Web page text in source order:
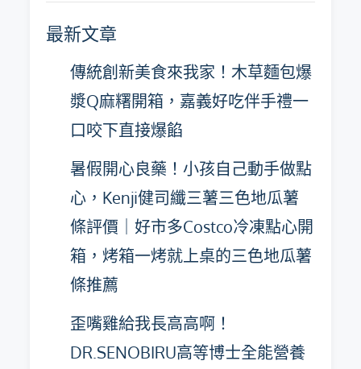
整
最新文章
傳統創新美食來我家！木草麵包爆
漿Q麻糬開箱，嘉義好吃伴手禮一
口咬下直接爆餡
暑假開心良藥！小孩自己動手做點
心，Kenji健司纖三薯三色地瓜薯
條評價｜好市多Costco冷凍點心開
箱，烤箱一烤就上桌的三色地瓜薯
條推薦
歪嘴雞給我長高高啊！
DR.SENOBIRU高等博士全能營養